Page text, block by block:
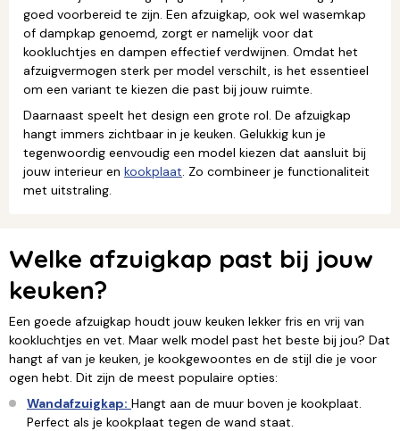
goed voorbereid te zijn. Een afzuigkap, ook wel wasemkap
of dampkap genoemd, zorgt er namelijk voor dat
kookluchtjes en dampen effectief verdwijnen. Omdat het
afzuigvermogen sterk per model verschilt, is het essentieel
om een variant te kiezen die past bij jouw ruimte.
Daarnaast speelt het design een grote rol. De afzuigkap
hangt immers zichtbaar in je keuken. Gelukkig kun je
tegenwoordig eenvoudig een model kiezen dat aansluit bij
jouw interieur en kookplaat . Zo combineer je functionaliteit
met uitstraling.
Welke afzuigkap past bij jouw
keuken?
Een goede afzuigkap houdt jouw keuken lekker fris en vrij van
kookluchtjes en vet. Maar welk model past het beste bij jou? Dat
hangt af van je keuken, je kookgewoontes en de stijl die je voor
ogen hebt. Dit zijn de meest populaire opties:
Wandafzuigkap: Hangt aan de muur boven je kookplaat.
Perfect als je kookplaat tegen de wand staat.